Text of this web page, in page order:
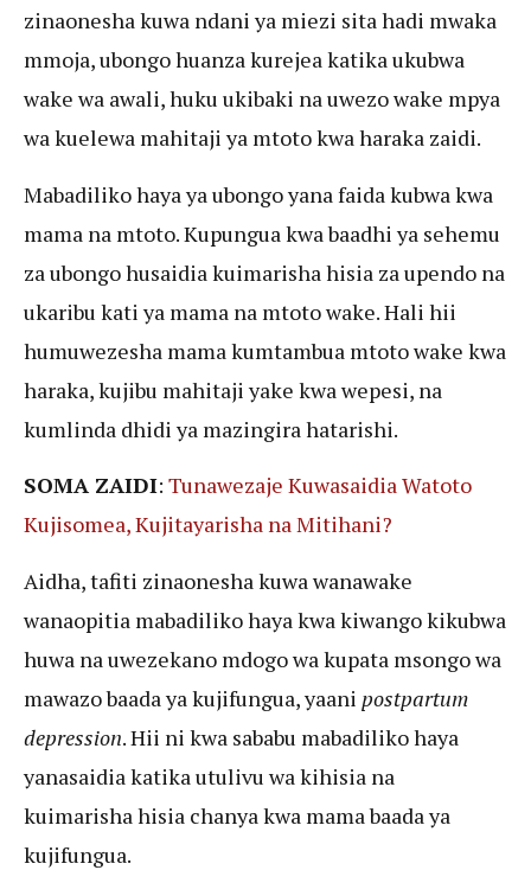
zinaonesha kuwa ndani ya miezi sita hadi mwaka
mmoja, ubongo huanza kurejea katika ukubwa
wake wa awali, huku ukibaki na uwezo wake mpya
wa kuelewa mahitaji ya mtoto kwa haraka zaidi.
Mabadiliko haya ya ubongo yana faida kubwa kwa
mama na mtoto. Kupungua kwa baadhi ya sehemu
za ubongo husaidia kuimarisha hisia za upendo na
ukaribu kati ya mama na mtoto wake. Hali hii
humuwezesha mama kumtambua mtoto wake kwa
haraka, kujibu mahitaji yake kwa wepesi, na
kumlinda dhidi ya mazingira hatarishi.
SOMA ZAIDI: Tunawezaje Kuwasaidia Watoto
Kujisomea, Kujitayarisha na Mitihani?
Aidha, tafiti zinaonesha kuwa wanawake
wanaopitia mabadiliko haya kwa kiwango kikubwa
huwa na uwezekano mdogo wa kupata msongo wa
mawazo baada ya kujifungua, yaani postpartum
depression. Hii ni kwa sababu mabadiliko haya
yanasaidia katika utulivu wa kihisia na
kuimarisha hisia chanya kwa mama baada ya
kujifungua.